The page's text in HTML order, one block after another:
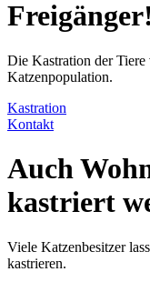
Freigänger!
Die Kastration der Tiere
Katzenpopulation.
Kastration
Kontakt
Auch
kastriert
Viele Katzenbesitzer
kastrieren.